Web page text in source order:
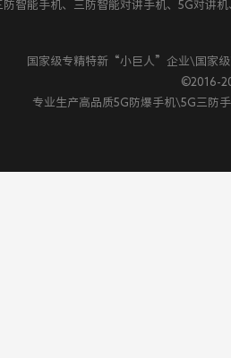
防智能手机、三防智能对讲手机、5G对讲
国家级专精特新“小巨人”企业\国家
©2016-
专业生产高品质5G防爆手机\5G三防